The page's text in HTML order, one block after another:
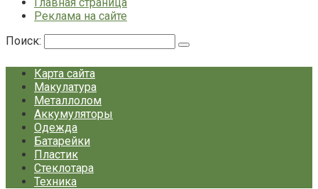
Реклама на сайте
Поиск:
Карта сайта
Макулатура
Металлолом
Аккумуляторы
Одежда
Батарейки
Пластик
Стеклотара
Техника